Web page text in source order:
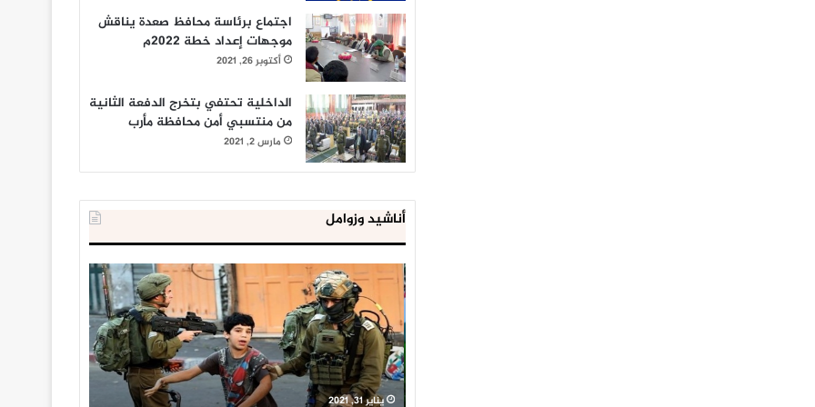
اجتماع برئاسة محافظ صعدة يناقش
موجهات إعداد خطة 2022م
أكتوبر 26, 2021
الداخلية تحتفي بتخرج الدفعة الثانية
من منتسبي أمن محافظة مأرب
مارس 2, 2021
أناشيد وزوامل
العدو
الإسرائيلي
اعتقل
543
طفلا
فلسطينيا
خلال
يناير 31, 2021
المصرية
تعلن
إحباط
‘مخطط
كبير’